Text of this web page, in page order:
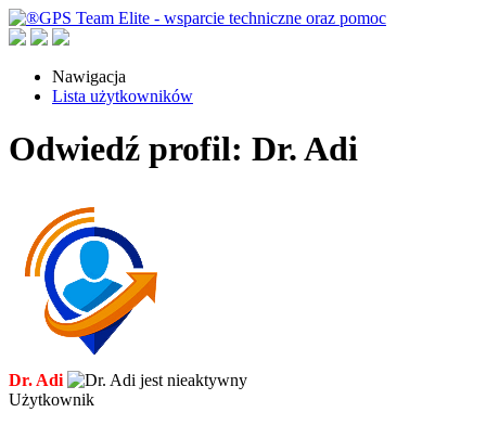
Nawigacja
Lista użytkowników
Odwiedź profil: Dr. Adi
Dr. Adi
Użytkownik